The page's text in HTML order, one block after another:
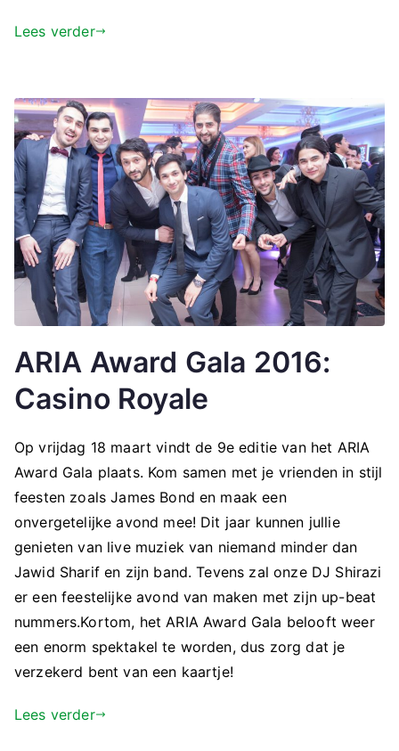
Lees verder
ARIA Award Gala 2016:
Casino Royale
Op vrijdag 18 maart vindt de 9e editie van het ARIA
Award Gala plaats. Kom samen met je vrienden in stijl
feesten zoals James Bond en maak een
onvergetelijke avond mee! Dit jaar kunnen jullie
genieten van live muziek van niemand minder dan
Jawid Sharif en zijn band. Tevens zal onze DJ Shirazi
er een feestelijke avond van maken met zijn up-beat
nummers.Kortom, het ARIA Award Gala belooft weer
een enorm spektakel te worden, dus zorg dat je
verzekerd bent van een kaartje!
Lees verder